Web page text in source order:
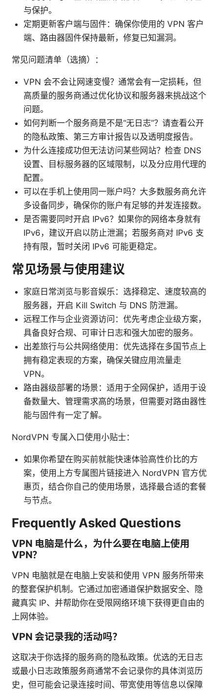
与保护。
定期更新客户端与固件：确保你使用的 VPN 客户
端、路由器固件保持最新，修复已知漏洞。
常见问题清单（选摘）：
VPN 会不会让网速变慢？通常会有一定损耗，但
高质量的服务商通过优化协议和服务器来挑战这个
问题。
如何判断一个服务商是不是“无日志”？请查看公开
的隐私政策、第三方审计报告以及透明度报告。
为什么连接成功但无法访问某些网站？检查 DNS
设置、目标服务器的区域限制，以及分应用代理的
配置。
可以在手机上使用同一账户吗？大多数服务商允许
多设备同步，确保你的账户有足够的并发连接数。
是否需要同时开启 IPv6？如果你的网络本身就有
IPv6，建议开启以防止泄漏；若服务商对 IPv6 支
持有限，暂时关闭 IPv6 可能更稳定。
常见场景与使用建议
家庭日常浏览与影音娱乐：选择稳定、速度较高的
服务器，开启 Kill Switch 与 DNS 防泄漏。
远程工作与企业资源访问：优先考虑企业级方案，
具备良好合规、可审计日志和强大加密的服务。
出差旅行与公共网络使用：优先选择在多国节点上
拥有稳定表现的方案，确保关键应用流量走
VPN。
路由器级部署的场景：适用于全网保护，适用于设
备数量大、管理需求高的场景，但需要对路由器性
能与固件有一定了解。
NordVPN 专属入口使用小贴士：
如果你希望在购买前就能快速体验高性价比的方
案，使用上方专属图片链接进入 NordVPN 官方优
惠页，结合你自己的使用场景，选择最合适的套餐
与节点。
Frequently Asked Questions
VPN 电脑是什么，为什么要在电脑上使用
VPN？
VPN 电脑就是在电脑上安装和使用 VPN 服务所带来
的整套保护机制。它通过加密通道保护数据安全、隐
藏真实 IP、并帮助你在受限网络环境下获得更自由的
上网体验。
VPN 会记录我的活动吗？
这取决于你选择的服务商的隐私政策。优选的无日志
或最小日志政策服务商通常不会记录你的具体浏览历
史，但可能会记录连接时间、带宽使用等信息以保障